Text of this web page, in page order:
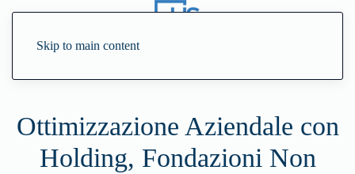
Skip to main content
Ottimizzazione Aziendale con
Holding, Fondazioni Non